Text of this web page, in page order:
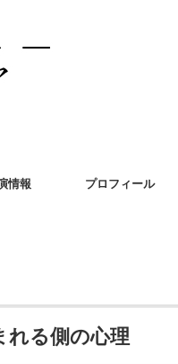
情報 プロフィール
れる側の心理